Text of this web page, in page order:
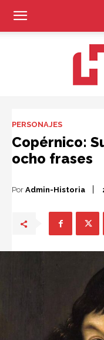
PERSONAJES
Copérnico:
ocho frases
Por Admin-Historia